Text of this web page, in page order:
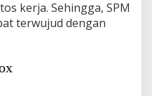
kerja. Sehingga, SPM
terwujud dengan